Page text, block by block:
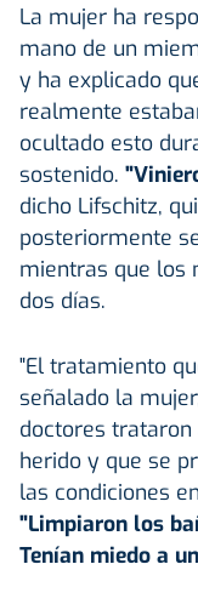
La mujer ha
mano de un
y ha explicado
realmente
ocultado esto
sostenido.
dicho Lifschitz,
posteriormente
mientras que los
dos días.
"El tratamiento
señalado la
doctores trataron
herido y que se
las condiciones
"Limpiaron los
Tenían miedo a